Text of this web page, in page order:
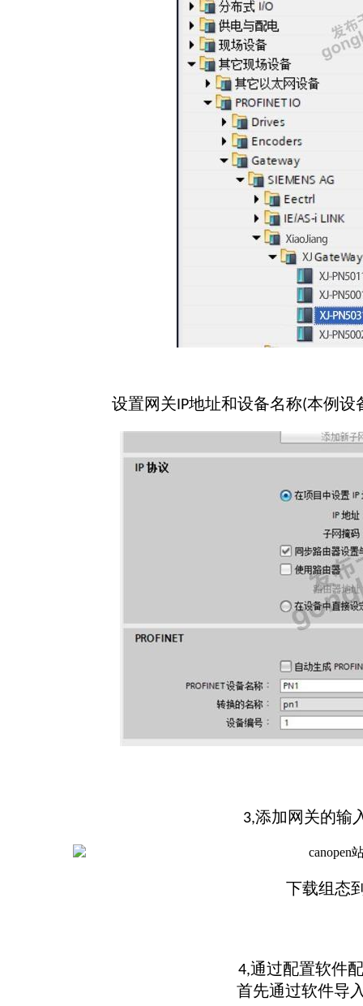
设置网关IP地址和设备名称(本例设
3,添加网关的输
下载组态
4,通过配置软件
首先通过软件导